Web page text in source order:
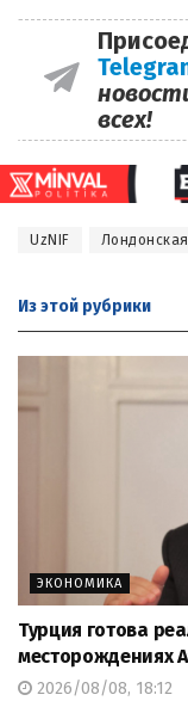
всех!
UzNIF
Из этой рубрики
ЭКОНОМИКА
Турция готова
месторождениях
2026/08/08, 18:12